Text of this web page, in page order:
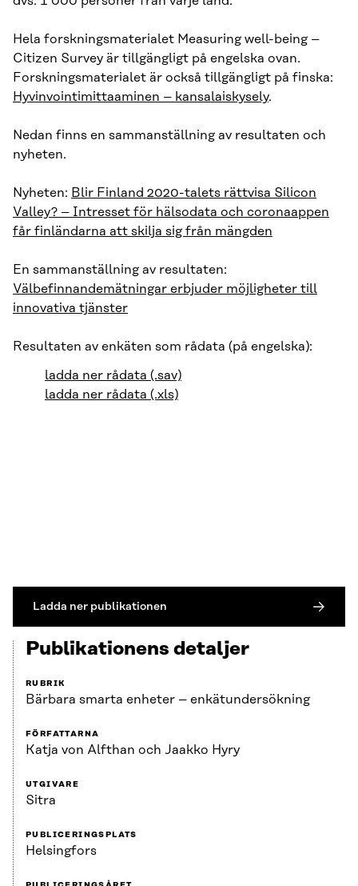
Hela forskningsmaterialet Measuring well-being –
Citizen Survey är tillgängligt på engelska ovan.
Forskningsmaterialet är också tillgängligt på finska:
Hyvinvointimittaaminen – kansalaiskysely.
Nedan finns en sammanställning av resultaten och
nyheten.
Nyheten: Blir Finland 2020-talets rättvisa Silicon
Valley? – Intresset för hälsodata och coronaappen
får finländarna att skilja sig från mängden
En sammanställning av resultaten:
Välbefinnandemätningar erbjuder möjligheter till
innovativa tjänster
Resultaten av enkäten som rådata (på engelska):
ladda ner rådata (.sav)
ladda ner rådata (.xls)
Ladda ner publikationen
Publikationens detaljer
RUBRIK
Bärbara smarta enheter – enkätundersökning
FÖRFATTARNA
Katja von Alfthan och Jaakko Hyry
UTGIVARE
Sitra
PUBLICERINGSPLATS
Helsingfors